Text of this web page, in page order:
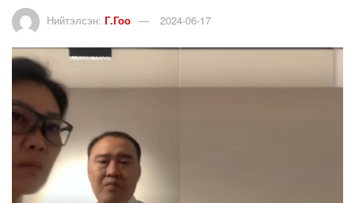
Нийтэлсэн: Г.Гоо 2024-06-17